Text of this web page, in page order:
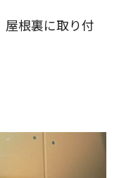
屋根裏に取り付